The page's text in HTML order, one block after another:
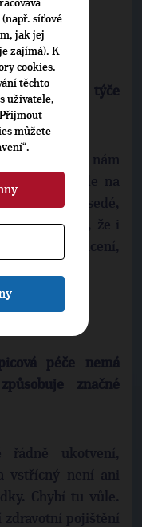
co se týče
více lidí, roste nám
někde na
jejich sousedé,
Pociťují, že i
obohacení,
péče nemá
značné
řádně ukotvení,
vstřícný není ani
Chybí tu vůle.
zdravotní pojištění
síťové
jak jej
zajímá). K
cookies.
těchto
uživatele,
můžete